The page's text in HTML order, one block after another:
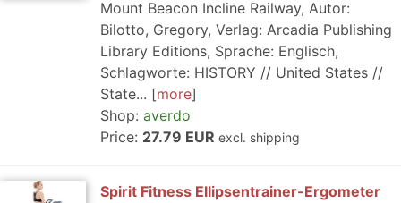
Mount Beacon Incline Railway, Autor:
Bilotto, Gregory, Verlag: Arcadia Publishing
Library Editions, Sprache: Englisch,
Schlagworte: HISTORY // United States //
State...
more
Shop: averdo
Price: 27.79 EUR excl. shipping
Spirit Fitness Ellipsentrainer-Ergometer